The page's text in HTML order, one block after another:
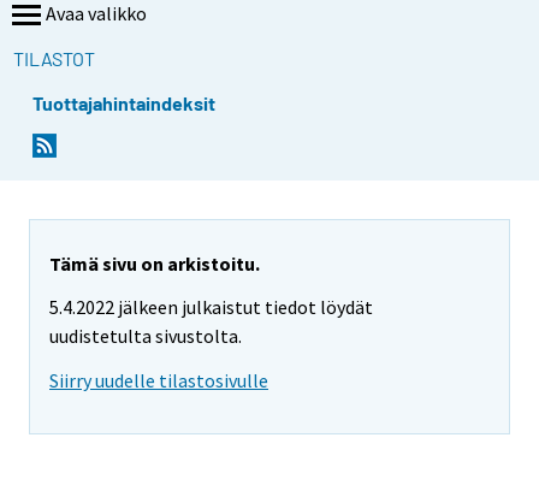
Avaa valikko
TILASTOT
Tuottajahintaindeksit
Tämä sivu on arkistoitu.
5.4.2022 jälkeen julkaistut tiedot löydät
uudistetulta sivustolta.
Siirry uudelle tilastosivulle